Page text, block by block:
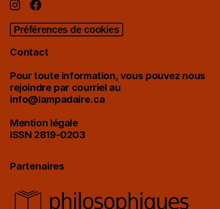
Préférences de cookies
Contact
Pour toute information, vous pouvez nous
rejoindre par courriel au
info@lampadaire.ca
Mention légale
ISSN 2819-0203
Partenaires